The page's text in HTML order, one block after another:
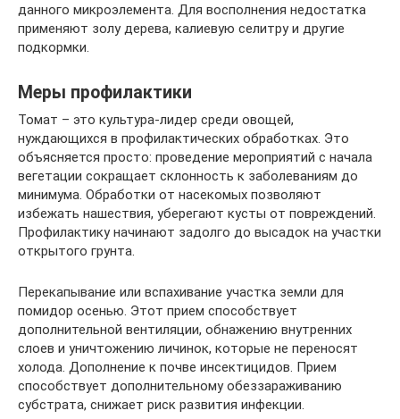
данного микроэлемента. Для восполнения недостатка
применяют золу дерева, калиевую селитру и другие
подкормки.
Меры профилактики
Томат – это культура-лидер среди овощей,
нуждающихся в профилактических обработках. Это
объясняется просто: проведение мероприятий с начала
вегетации сокращает склонность к заболеваниям до
минимума. Обработки от насекомых позволяют
избежать нашествия, уберегают кусты от повреждений.
Профилактику начинают задолго до высадок на участки
открытого грунта.
Перекапывание или вспахивание участка земли для
помидор осенью. Этот прием способствует
дополнительной вентиляции, обнажению внутренних
слоев и уничтожению личинок, которые не переносят
холода. Дополнение к почве инсектицидов. Прием
способствует дополнительному обеззараживанию
субстрата, снижает риск развития инфекции.